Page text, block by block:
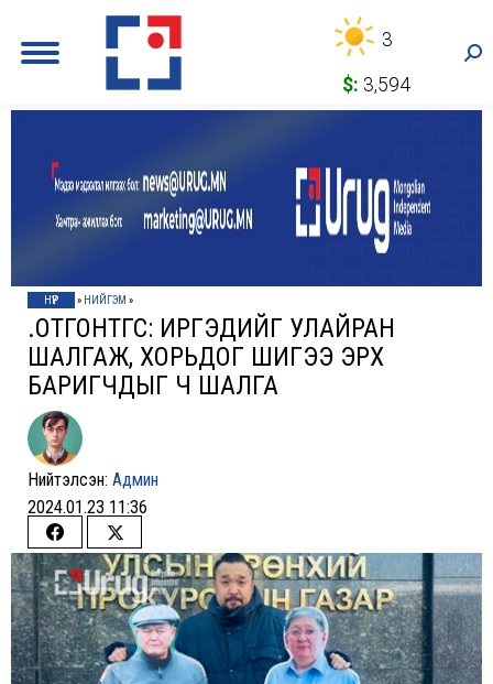
3
$: 3,594
НҮҮР » НИЙГЭМ »
Ө.ОТГОНТӨГС: ИРГЭДИЙГ УЛАЙРАН
ШАЛГАЖ, ХОРЬДОГ ШИГЭЭ ЭРХ
БАРИГЧДЫГ Ч ШАЛГА
Нийтэлсэн: Админ
2024.01.23 11:36
Share
on
Facebook
Share
on
Twitter